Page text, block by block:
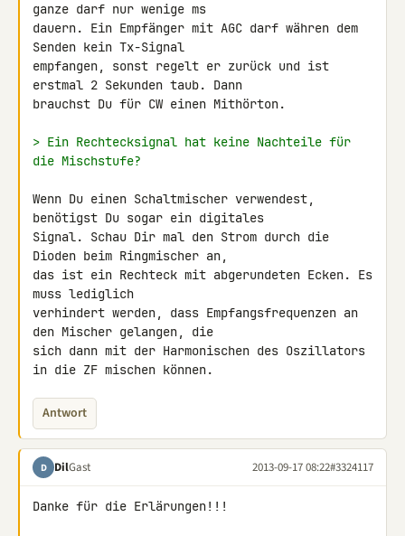
ganze darf nur wenige ms
dauern. Ein Empfänger mit AGC darf währen dem
Senden kein Tx-Signal
empfangen, sonst regelt er zurück und ist
erstmal 2 Sekunden taub. Dann
brauchst Du für CW einen Mithörton.
> Ein Rechtecksignal hat keine Nachteile für
die Mischstufe?
Wenn Du einen Schaltmischer verwendest,
benötigst Du sogar ein digitales
Signal. Schau Dir mal den Strom durch die
Dioden beim Ringmischer an,
das ist ein Rechteck mit abgerundeten Ecken. Es
muss lediglich
verhindert werden, dass Empfangsfrequenzen an
den Mischer gelangen, die
sich dann mit der Harmonischen des Oszillators
in die ZF mischen können.
Antwort
D DilGast 2013-09-17 08:22#3324117
Danke für die Erlärungen!!!